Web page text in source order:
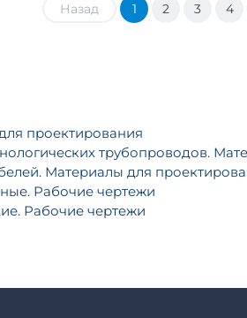
Назад 1 2 3 4
проектирования
трубопроводов.
Материалы для
Рабочие чертежи
Рабочие чертежи